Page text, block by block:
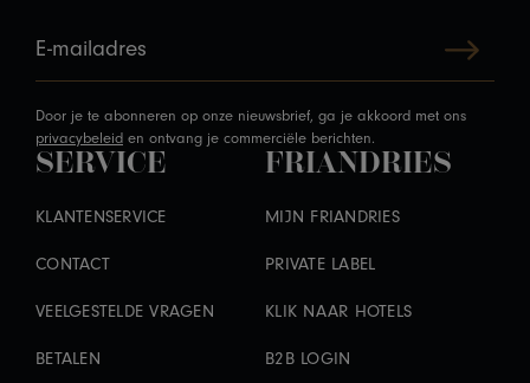
Door je te abonneren op onze nieuwsbrief, ga je akkoord met ons
privacybeleid en ontvang je commerciële berichten.
SERVICE
KLANTENSERVICE
CONTACT
VEELGESTELDE VRAGEN
BETALEN
FRIANDRIES
MIJN FRIANDRIES
PRIVATE LABEL
KLIK NAAR HOTELS
B2B LOGIN